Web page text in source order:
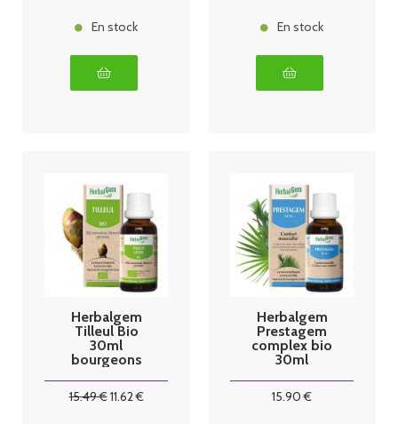
En stock En stock
Herbalgem
Tilleul Bio
30ml
bourgeons
15.49€11.62€
Herbalgem
Prestagem
complex bio
30ml
15.90 €